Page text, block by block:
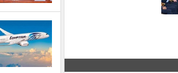
محافظ القاهرة يشهد أول مشاركة
لكورال التعليم في فعاليات شارع الفن